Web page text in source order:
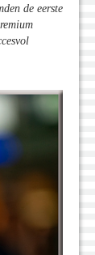
de eerste